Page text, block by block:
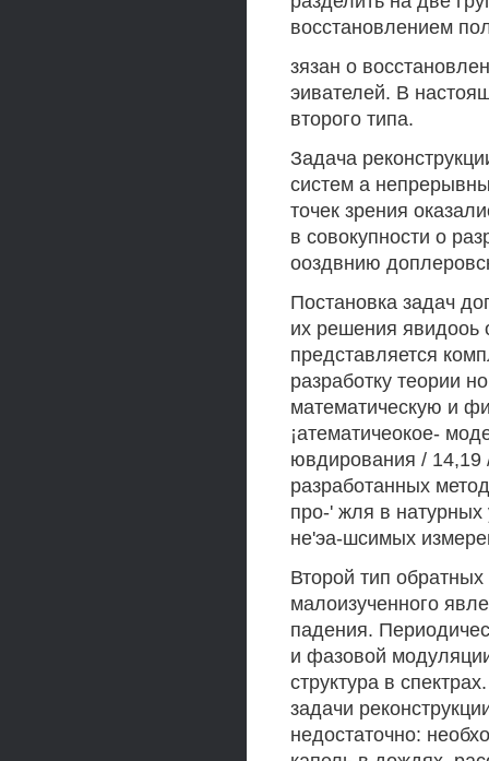
восстановлением
зязан о
эивателей. В
второго типа.
Задача
систем а
точек зрения
в совокупности о
ооздвнию
Постановка задач
их решения явидооь
представляется
разработку теории
математическую и
¡атематичеокое-
ювдирования / 14,19
разработанных
про-' жля в натурных
не'эа-шсимых
Второй тип
малоизученного
падения.
и фазовой
структура в
задачи
недостаточно: